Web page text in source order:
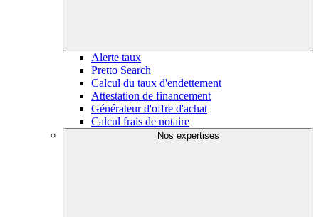
Alerte taux
Pretto Search
Calcul du taux d'endettement
Attestation de financement
Générateur d'offre d'achat
Calcul frais de notaire
Nos expertises